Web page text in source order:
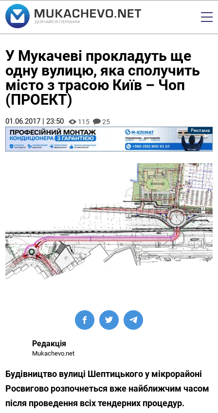
У Мукачеві прокладуть ще
одну вулицю, яка сполучить
місто з трасою Київ – Чоп
(ПРОЕКТ)
01.06.2017 | 23:50 115 25
Редакція
Mukachevo.net
Будівництво вулиці Шептицького у мікрорайоні
Росвигово розпочнеться вже найближчим часом
після проведення всіх тендерних процедур.